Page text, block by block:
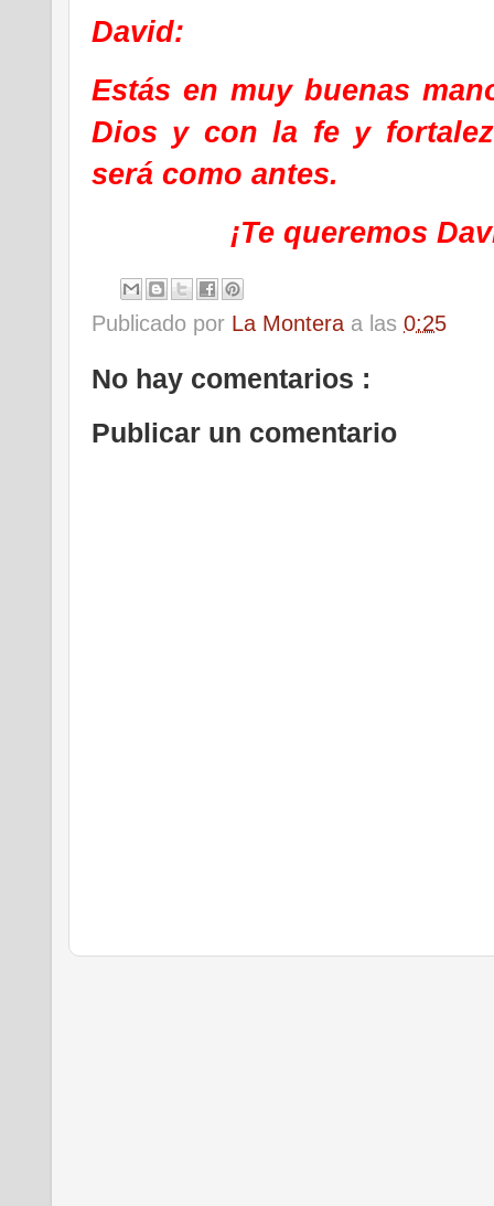
David:
Estás en muy buenas
Dios y con la fe y
será como antes.
¡Te queremos
Publicado por La Montera a las 0:25
No hay comentarios :
Publicar un comentario